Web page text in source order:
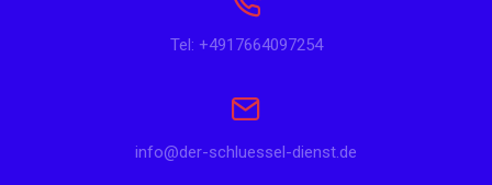
Tel: +4917664097254
info@der-schluessel-dienst.de